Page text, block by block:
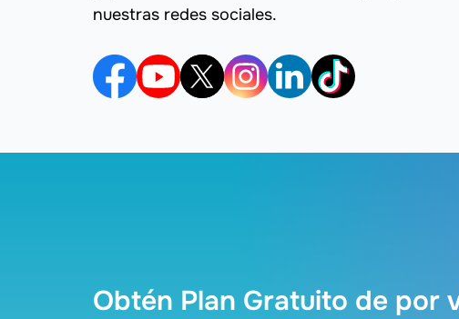
nuestras redes sociales.
Obtén Plan Gratuito de por